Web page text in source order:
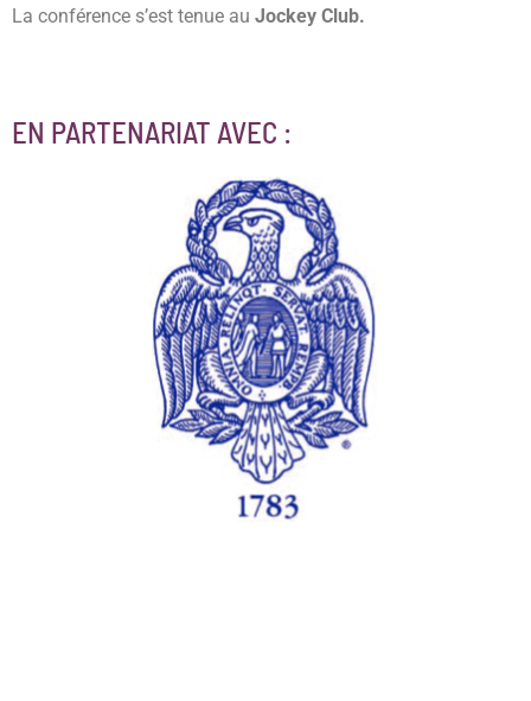
La conférence s’est tenue au Jockey Club.
EN PARTENARIAT AVEC :